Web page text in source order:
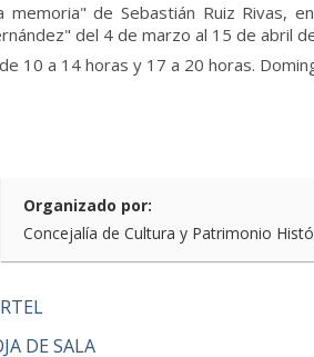
memoria" de Sebastián Ruiz Rivas,
del 4 de marzo al 15 de abril
10 a 14 horas y 17 a 20 horas.
Organizado por:
Concejalía de Cultura y Patrimonio
DE SALA